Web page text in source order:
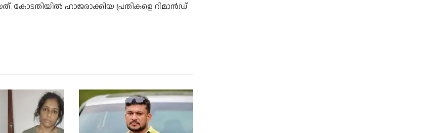
കോടതിയിൽ ഹാജരാക്കിയ പ്രതികളെ റിമാൻഡ്